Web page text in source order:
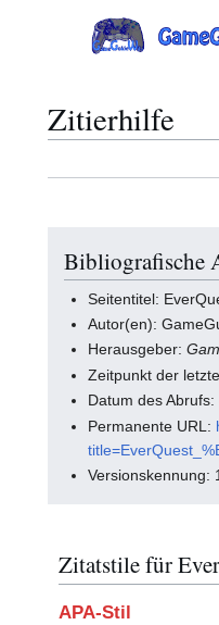
Hauptmenü
Zitierhilfe
Bibliografische
Seitentitel:
Autor(en):
Herausgeber:
Zeitpunkt der
Datum des
Permanente URL:
Versionskennung:
Zitatstile für
APA-Stil